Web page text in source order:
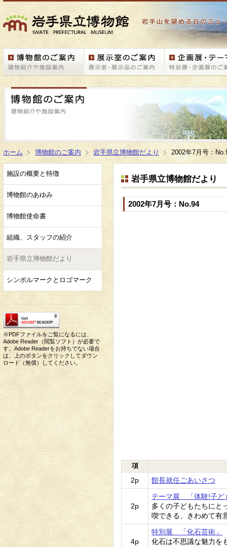
ホーム 博物館のご案内 岩手県立博物館だより 2002年7月号：
施設の概要と特徴
博物館のあゆみ
博物館使命書
組織、スタッフの紹介
岩手県立博物館だより
シンボルマークとロゴマーク
※PDFファイルをご覧になるには、
Adobe Reader（閲覧ソフト）が必要で
す。Adobe Readerをお持ちでない場合
は、上のボタンをクリックしてダウン
ロード（無償）してください。
岩手県立博物館だより
2002年7月号：No.94
項
2p 館長就任ごあいさつ
2p
テーマ展 「体験!子ど
多くの子どもたちにと
喫できる、きわめて有
4p
特別展 「化石芸術」
化石は不思議な魅力を